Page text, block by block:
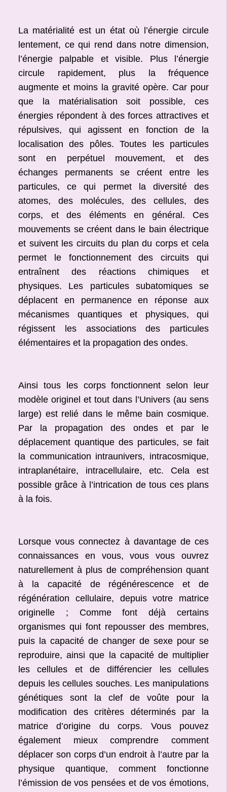
La matérialité est un état où l’énergie circule
lentement, ce qui rend dans notre dimension,
l’énergie palpable et visible. Plus l’énergie
circule rapidement, plus la fréquence
augmente et moins la gravité opère. Car pour
que la matérialisation soit possible, ces
énergies répondent à des forces attractives et
répulsives, qui agissent en fonction de la
localisation des pôles. Toutes les particules
sont en perpétuel mouvement, et des
échanges permanents se créent entre les
particules, ce qui permet la diversité des
atomes, des molécules, des cellules, des
corps, et des éléments en général. Ces
mouvements se créent dans le bain électrique
et suivent les circuits du plan du corps et cela
permet le fonctionnement des circuits qui
entraînent des réactions chimiques et
physiques. Les particules subatomiques se
déplacent en permanence en réponse aux
mécanismes quantiques et physiques, qui
régissent les associations des particules
élémentaires et la propagation des ondes.
Ainsi tous les corps fonctionnent selon leur
modèle originel et tout dans l’Univers (au sens
large) est relié dans le même bain cosmique.
Par la propagation des ondes et par le
déplacement quantique des particules, se fait
la communication intraunivers, intracosmique,
intraplanétaire, intracellulaire, etc. Cela est
possible grâce à l’intrication de tous ces plans
à la fois.
Lorsque vous connectez à davantage de ces
connaissances en vous, vous vous ouvrez
naturellement à plus de compréhension quant
à la capacité de régénérescence et de
régénération cellulaire, depuis votre matrice
originelle ; Comme font déjà certains
organismes qui font repousser des membres,
puis la capacité de changer de sexe pour se
reproduire, ainsi que la capacité de multiplier
les cellules et de différencier les cellules
depuis les cellules souches. Les manipulations
génétiques sont la clef de voûte pour la
modification des critères déterminés par la
matrice d’origine du corps. Vous pouvez
également mieux comprendre comment
déplacer son corps d’un endroit à l’autre par la
physique quantique, comment fonctionne
l’émission de vos pensées et de vos émotions,